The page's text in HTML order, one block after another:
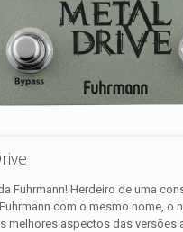
Fuhrmann! Herdeiro de uma
com o mesmo nome, o
melhores aspectos das versões